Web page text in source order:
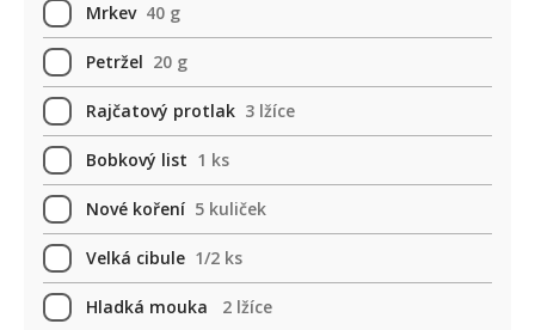
Mrkev 40 g
Petržel 20 g
Rajčatový protlak 3 lžíce
Bobkový list 1 ks
Nové koření 5 kuliček
Velká cibule 1/2 ks
Hladká mouka 2 lžíce